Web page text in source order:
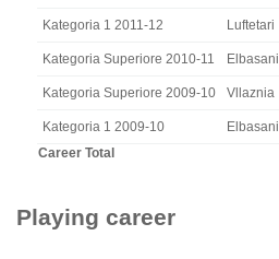
Kategoria 1 2011-12 Luftetari
Kategoria Superiore 2010-11 Elbasani
Kategoria Superiore 2009-10 Vllaznia
Kategoria 1 2009-10 Elbasani
Career Total
Playing career